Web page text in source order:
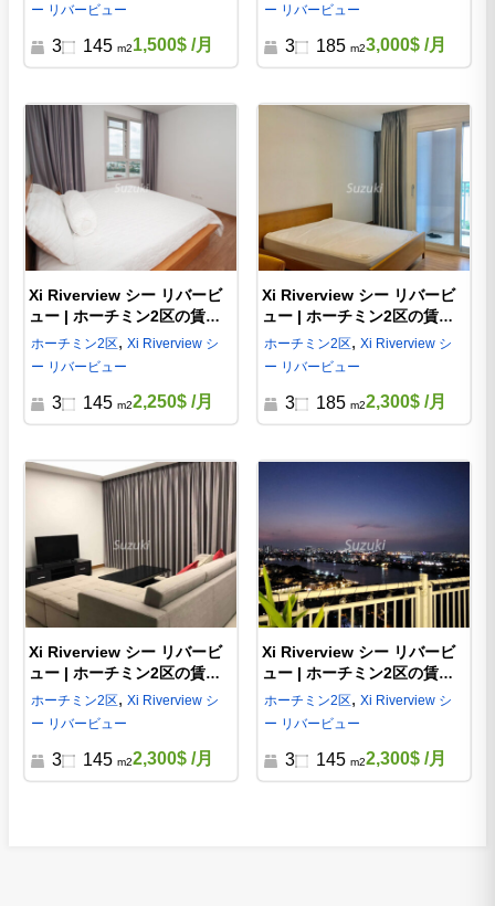
ー リバービュー
3 145 m21,500$ /月
ー リバービュー
3 185 m23,000$ /月
Xi Riverview シー リバービ
ュー | ホーチミン2区の賃貸
3ベッド | XI309720
ホーチミン2区, Xi Riverview シ
ー リバービュー
3 145 m22,250$ /月
Xi Riverview シー リバービ
ュー | ホーチミン2区の賃貸
3ベッド | XI097196
ホーチミン2区, Xi Riverview シ
ー リバービュー
3 185 m22,300$ /月
Xi Riverview シー リバービ
ュー | ホーチミン2区の賃貸
3ベッド | X752839
ホーチミン2区, Xi Riverview シ
ー リバービュー
3 145 m22,300$ /月
Xi Riverview シー リバービ
ュー | ホーチミン2区の賃貸
3ベッド | XI577423
ホーチミン2区, Xi Riverview シ
ー リバービュー
3 145 m22,300$ /月